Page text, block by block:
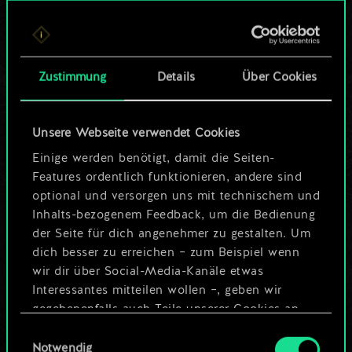
Zustimmung Details Über Cookies
Unsere Webseite verwendet Cookies
Einige werden benötigt, damit die Seiten-
Features ordentlich funktionieren, andere sind
optional und versorgen uns mit technischem und
Inhalts-bezogenem Feedback, um die Bedienung
der Seite für dich angenehmer zu gestalten. Um
dich besser zu erreichen – zum Beispiel wenn
wir dir über Social-Media-Kanäle etwas
Interessantes mitteilen wollen –, geben wir
gegebenenfalls auch Teile unserer Cookies an
Cookies erfordert allerdings deine Zustimmung.
Notwendig
Bis jetzt ist dies nur
ein geteilter Satz
Karten.
Wo es doch so viel
mehr sein kann!
Deck benennen und Leitfaden
Deck bearbeiten